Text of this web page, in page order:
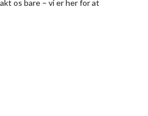
os bare – vi er her for at